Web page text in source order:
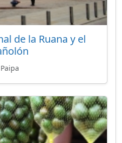
de la Ruana y el
Paipa